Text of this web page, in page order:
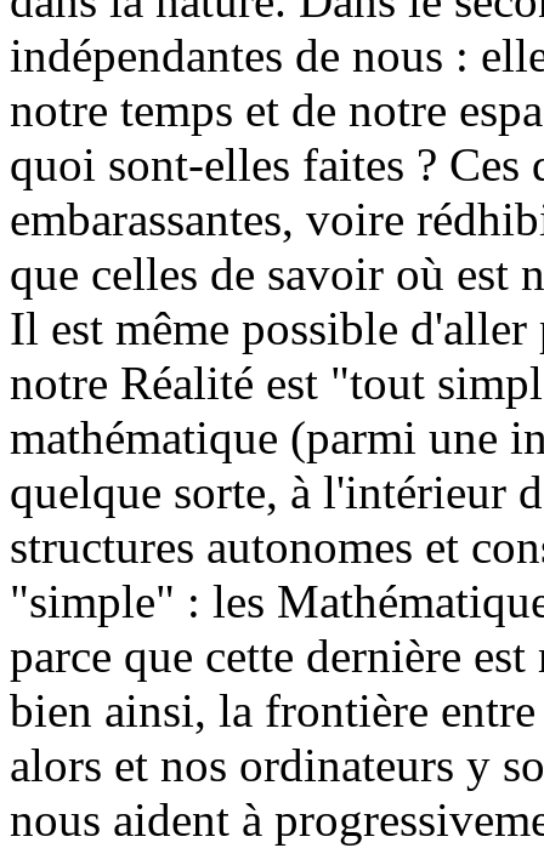
indépendantes de nous :
notre temps et de notre
quoi sont-elles faites ?
embarassantes, voire
que celles de savoir où
Il est même possible
notre Réalité est "tout
mathématique (parmi une
quelque sorte, à l'intérieur
structures autonomes et
"simple" : les
parce que cette dernière
bien ainsi, la frontière
alors et nos ordinateurs y
nous aident à